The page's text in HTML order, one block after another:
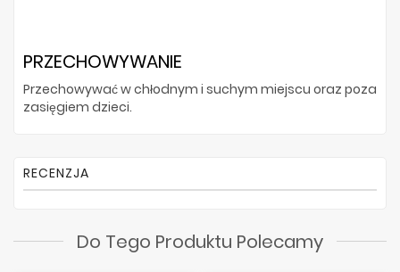
PRZECHOWYWANIE
Przechowywać w chłodnym i suchym miejscu oraz poza
zasięgiem dzieci.
RECENZJA
Do Tego Produktu Polecamy